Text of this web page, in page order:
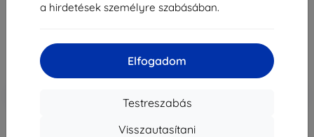
a hirdetések személyre szabásában.
Elfogadom
Testreszabás
Visszautasítani
5 089 Ft
4 580 Ft
Ár ÁFA nelkül